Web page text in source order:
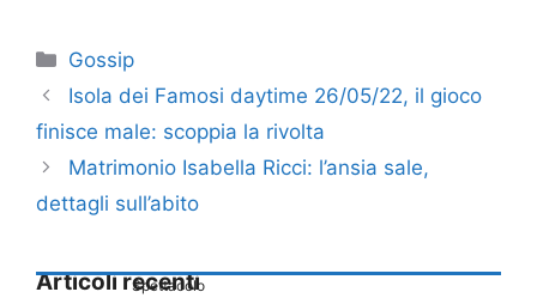
Categorie
Gossip
Isola dei Famosi daytime 26/05/22, il gioco
finisce male: scoppia la rivolta
Matrimonio Isabella Ricci: l’ansia sale,
dettagli sull’abito
Articoli recenti
Spettacolo